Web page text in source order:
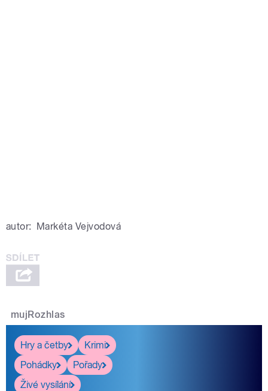
autor: Markéta Vejvodová
mujRozhlas
Hry a četby
Krimi
Pohádky
Pořady
Živé vysílání